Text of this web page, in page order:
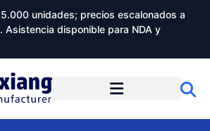
unidades; precios escalonados a
disponible para NDA y